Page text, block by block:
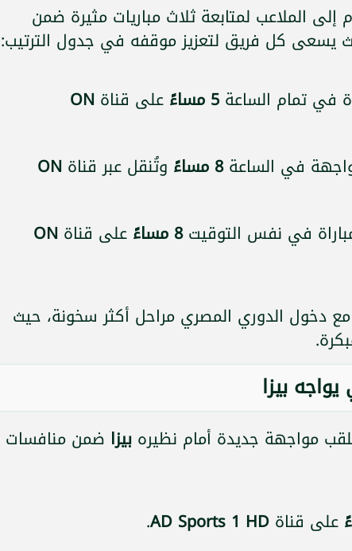
إلى الملاعب لمتابعة ثلاث مباريات مثيرة ضمن
يسعى كل فريق لتعزيز موقفه في جدول الترتيب:
في تمام الساعة 5 مساءً على قناة ON
في الساعة8 مساءً وتُنقل عبر قناة ON
في نفس التوقيت8 مساءً على قناة ON
دخول الدوري المصري مراحل أكثر سخونة، حيث
بيزا
مواجهة جديدة أمام نظيره بيزا ضمن منافسات
على قناة AD Sports 1 HD
.